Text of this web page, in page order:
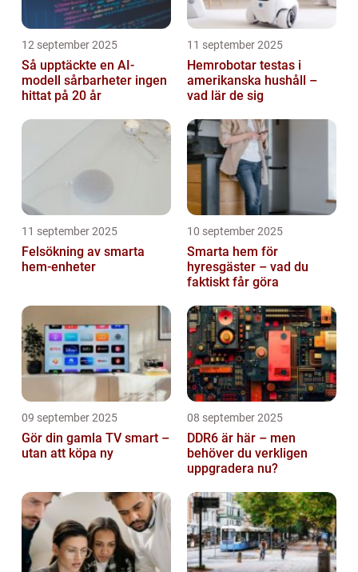
12 september 2025
Så upptäckte en AI-
modell sårbarheter ingen
hittat på 20 år
11 september 2025
Hemrobotar testas i
amerikanska hushåll –
vad lär de sig
11 september 2025
Felsökning av smarta
hem-enheter
10 september 2025
Smarta hem för
hyresgäster – vad du
faktiskt får göra
09 september 2025
Gör din gamla TV smart –
utan att köpa ny
08 september 2025
DDR6 är här – men
behöver du verkligen
uppgradera nu?